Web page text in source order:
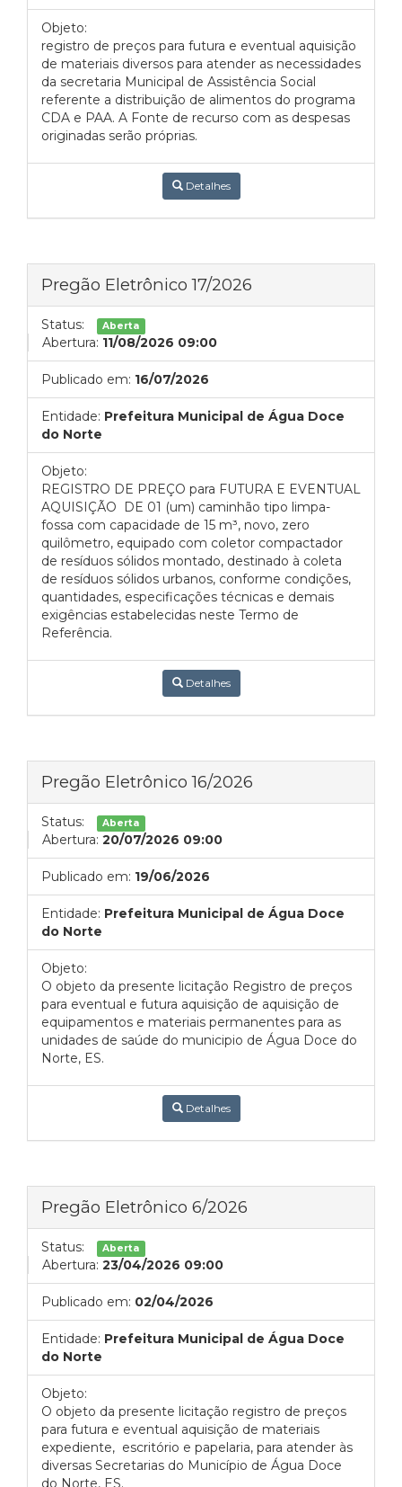
Objeto:
registro de preços para futura e eventual aquisição
de materiais diversos para atender as necessidades
da secretaria Municipal de Assistência Social
referente a distribuição de alimentos do programa
CDA e PAA. A Fonte de recurso com as despesas
originadas serão próprias.
Detalhes
Pregão Eletrônico 17/2026
Status: Aberta
Abertura: 11/08/2026 09:00
Publicado em: 16/07/2026
Entidade: Prefeitura Municipal de Água Doce
do Norte
Objeto:
REGISTRO DE PREÇO para FUTURA E EVENTUAL
AQUISIÇÃO DE 01 (um) caminhão tipo limpa-
fossa com capacidade de 15 m³, novo, zero
quilômetro, equipado com coletor compactador
de resíduos sólidos montado, destinado à coleta
de resíduos sólidos urbanos, conforme condições,
quantidades, especificações técnicas e demais
exigências estabelecidas neste Termo de
Referência.
Detalhes
Pregão Eletrônico 16/2026
Status: Aberta
Abertura: 20/07/2026 09:00
Publicado em: 19/06/2026
Entidade: Prefeitura Municipal de Água Doce
do Norte
Objeto:
O objeto da presente licitação Registro de preços
para eventual e futura aquisição de aquisição de
equipamentos e materiais permanentes para as
unidades de saúde do municipio de Água Doce do
Norte, ES.
Detalhes
Pregão Eletrônico 6/2026
Status: Aberta
Abertura: 23/04/2026 09:00
Publicado em: 02/04/2026
Entidade: Prefeitura Municipal de Água Doce
do Norte
Objeto:
O objeto da presente licitação registro de preços
para futura e eventual aquisição de materiais
expediente, escritório e papelaria, para atender às
diversas Secretarias do Município de Água Doce
do Norte, ES.